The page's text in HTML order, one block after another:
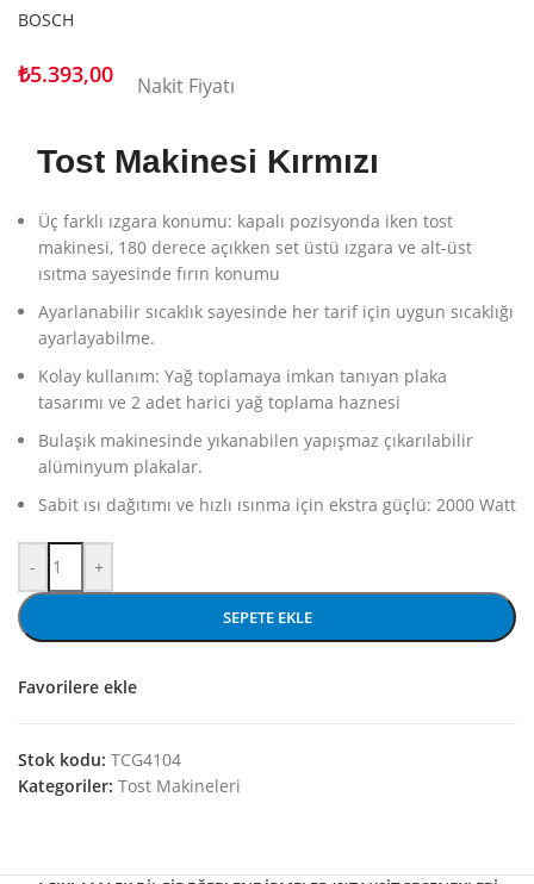
BOSCH
₺5.393,00 Nakit Fiyatı
Tost Makinesi Kırmızı
Üç farklı ızgara konumu: kapalı pozisyonda iken tost
makinesi, 180 derece açıkken set üstü ızgara ve alt-üst
ısıtma sayesinde fırın konumu
Ayarlanabilir sıcaklık sayesinde her tarif için uygun sıcaklığı
ayarlayabilme.
Kolay kullanım: Yağ toplamaya imkan tanıyan plaka
tasarımı ve 2 adet harici yağ toplama haznesi
Bulaşık makinesinde yıkanabilen yapışmaz çıkarılabilir
alüminyum plakalar.
Sabit ısı dağıtımı ve hızlı ısınma için ekstra güçlü: 2000 Watt
- +
SEPETE EKLE
Favorilere ekle
Stok kodu: TCG4104
Kategoriler: Tost Makineleri